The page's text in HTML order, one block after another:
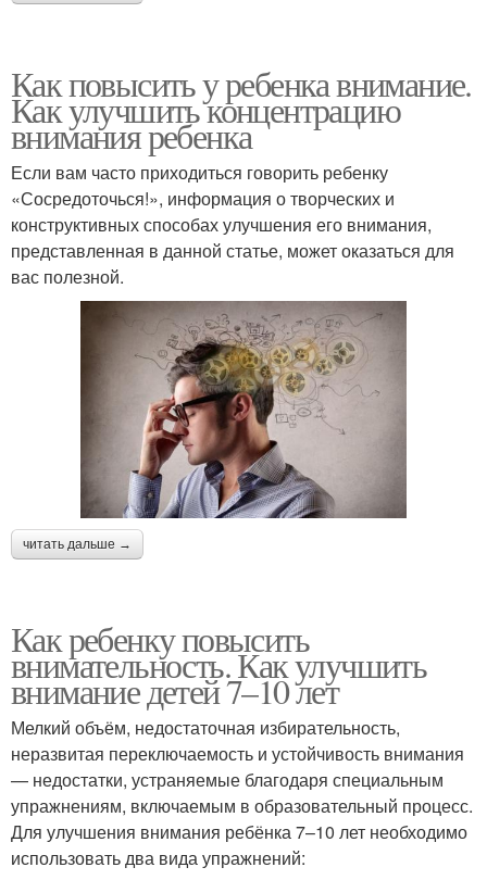
Как повысить у ребенка внимание.
Как улучшить концентрацию
внимания ребенка
Если вам часто приходиться говорить ребенку
«Сосредоточься!», информация о творческих и
конструктивных способах улучшения его внимания,
представленная в данной статье, может оказаться для
вас полезной.
читать дальше →
Как ребенку повысить
внимательность. Как улучшить
внимание детей 7–10 лет
Мелкий объём, недостаточная избирательность,
неразвитая переключаемость и устойчивость внимания
— недостатки, устраняемые благодаря специальным
упражнениям, включаемым в образовательный процесс.
Для улучшения внимания ребёнка 7–10 лет необходимо
использовать два вида упражнений: